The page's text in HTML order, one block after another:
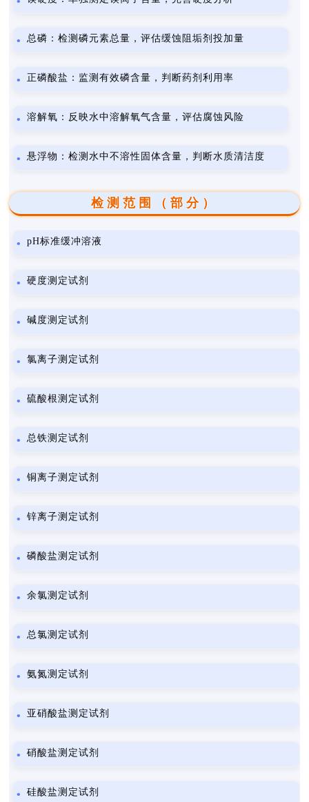
总磷：检测磷元素总量，评估缓蚀阻垢剂投加量
正磷酸盐：监测有效磷含量，判断药剂利用率
溶解氧：反映水中溶解氧气含量，评估腐蚀风险
悬浮物：检测水中不溶性固体含量，判断水质清洁度
检测范围（部分）
pH标准缓冲溶液
硬度测定试剂
碱度测定试剂
氯离子测定试剂
硫酸根测定试剂
总铁测定试剂
铜离子测定试剂
锌离子测定试剂
磷酸盐测定试剂
余氯测定试剂
总氯测定试剂
氨氮测定试剂
亚硝酸盐测定试剂
硝酸盐测定试剂
硅酸盐测定试剂